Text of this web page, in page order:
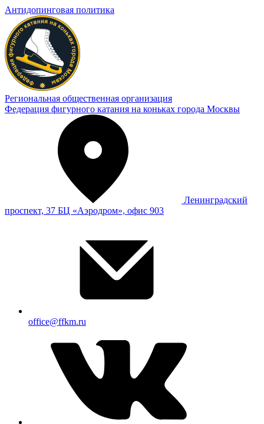
Антидопинговая политика
Региональная общественная организация
Федерация фигурного катания на коньках города Москвы
Ленинградский
проспект, 37 БЦ «Аэродром», офис 903
office@ffkm.ru